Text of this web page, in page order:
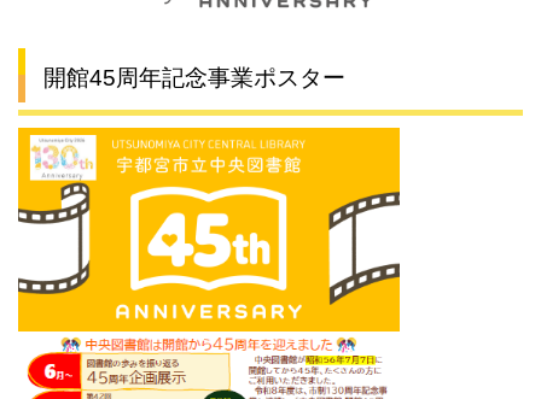
開館45周年記念事業ポスター